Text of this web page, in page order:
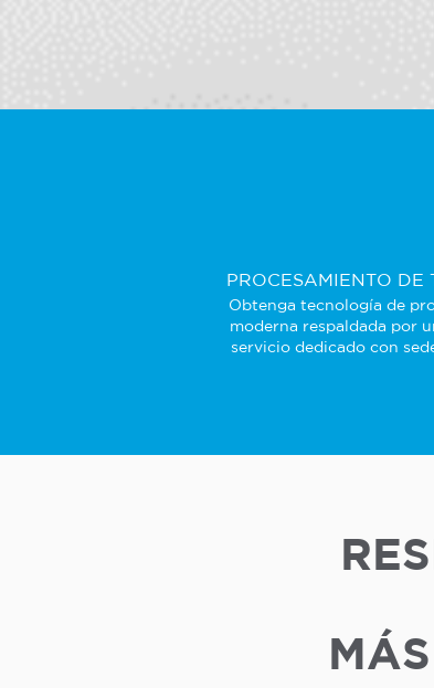
PROCESAMIENTO DE
Obtenga tecnología de
moderna respaldada por
servicio dedicado con